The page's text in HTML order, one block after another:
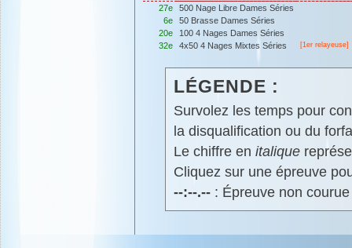
27e
500 Nage Libre Dames Séries
6e
50 Brasse Dames Séries
20e
100 4 Nages Dames Séries
32e
4x50 4 Nages Mixtes Séries [1er relayeuse]
LÉGENDE :
Survolez les temps pour
la disqualification ou du
Le chiffre en italique
Cliquez sur une épreuve
--:--.--: Épreuve non